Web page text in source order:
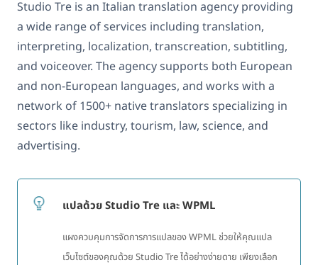
Studio Tre is an Italian translation agency providing
a wide range of services including translation,
interpreting, localization, transcreation, subtitling,
and voiceover. The agency supports both European
and non-European languages, and works with a
network of 1500+ native translators specializing in
sectors like industry, tourism, law, science, and
advertising.
แปลด้วย Studio Tre และ WPML
แผงควบคุมการจัดการการแปลของ WPML ช่วยให้คุณแปล
เว็บไซต์ของคุณด้วย Studio Tre ได้อย่างง่ายดาย เพียงเลือก